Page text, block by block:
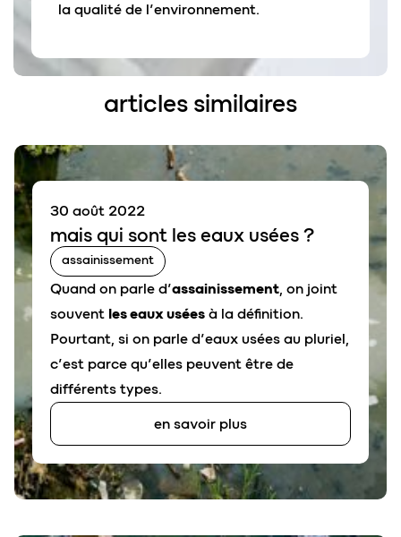
la qualité de l’environnement.
articles similaires
mais qui sont les eaux usées ?
30 août 2022
assainissement
Quand on parle d’assainissement, on joint
souvent les eaux usées à la définition.
Pourtant, si on parle d’eaux usées au pluriel,
c’est parce qu’elles peuvent être de
différents types.
en savoir plus